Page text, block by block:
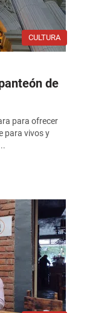
CULTURA
de
para ofrecer
para vivos y